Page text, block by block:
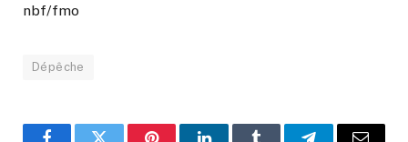
nbf/fmo
Dépêche